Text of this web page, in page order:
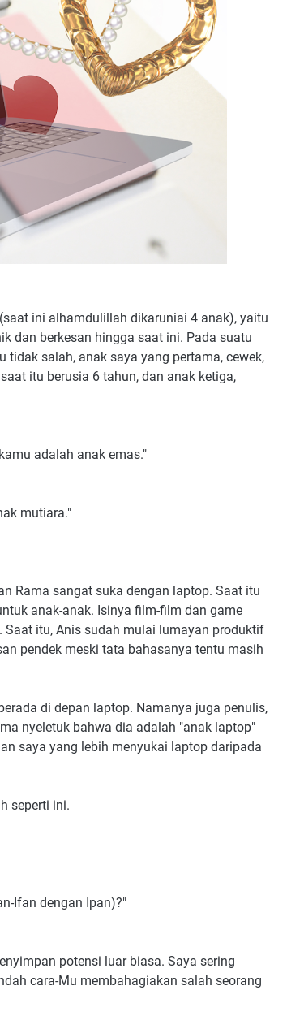
ini alhamdulillah dikaruniai 4 anak), yaitu
dan berkesan hingga saat ini. Pada suatu
tidak salah, anak saya yang pertama, cewek,
itu berusia 6 tahun, dan anak ketiga,
adalah anak emas."
mutiara."
Rama sangat suka dengan laptop. Saat itu
anak-anak. Isinya film-film dan game
itu, Anis sudah mulai lumayan produktif
pendek meski tata bahasanya tentu masih
di depan laptop. Namanya juga penulis,
nyeletuk bahwa dia adalah "anak laptop"
saya yang lebih menyukai laptop daripada
seperti ini.
Ifan dengan Ipan)?"
potensi luar biasa. Saya sering
cara-Mu membahagiakan salah seorang